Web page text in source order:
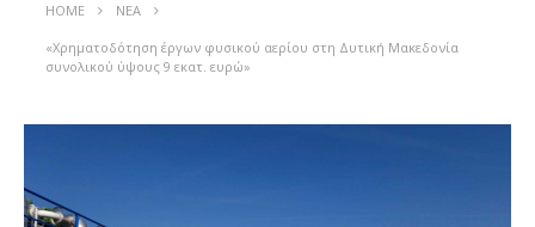
HOME ΝΈΑ
«Χρηματοδότηση έργων φυσικού αερίου στη Δυτική Μακεδονία
συνολικού ύψους 9 εκατ. ευρώ»